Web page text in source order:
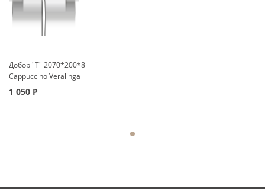
Добор "Т" 2070*200*8
Cappuccino Veralinga
1 050 Р